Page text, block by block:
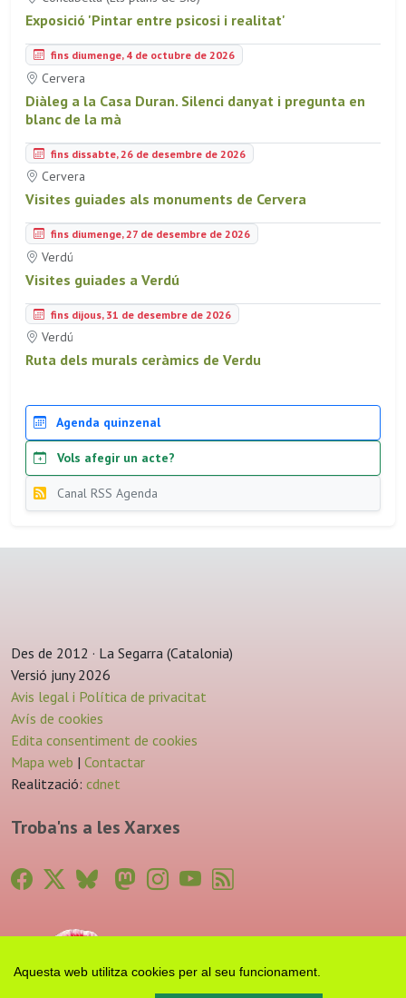
Aquesta web utilitza cookies per al seu funcionament.
Exposició 'Pintar entre psicosi i realitat'
fins diumenge, 4 de octubre de 2026
Cervera
Diàleg a la Casa Duran. Silenci danyat i pregunta en
blanc de la mà
fins dissabte, 26 de desembre de 2026
Cervera
Visites guiades als monuments de Cervera
fins diumenge, 27 de desembre de 2026
Verdú
Visites guiades a Verdú
fins dijous, 31 de desembre de 2026
Verdú
Ruta dels murals ceràmics de Verdu
Agenda quinzenal
Vols afegir un acte?
Canal RSS Agenda
Des de 2012 · La Segarra (Catalonia)
Versió juny 2026
Avis legal i Política de privacitat
Avís de cookies
Edita consentiment de cookies
Mapa web | Contactar
Realització: cdnet
Troba'ns a les Xarxes